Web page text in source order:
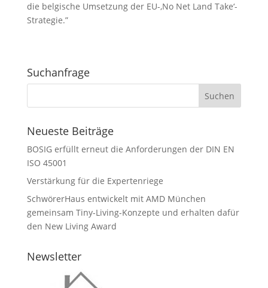
die belgische Umsetzung der EU-‚No Net Land Take‘-
Strategie.”
Suchanfrage
Neueste Beiträge
BOSIG erfüllt erneut die Anforderungen der DIN EN
ISO 45001
Verstärkung für die Expertenriege
SchwörerHaus entwickelt mit AMD München
gemeinsam Tiny-Living-Konzepte und erhalten dafür
den New Living Award
Newsletter